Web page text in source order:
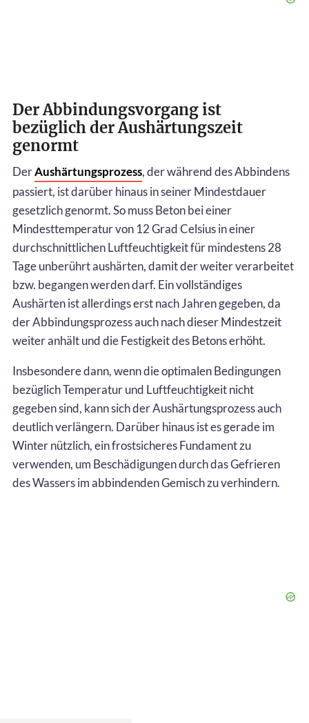
Der Abbindungsvorgang ist
bezüglich der Aushärtungszeit
genormt
DerAushärtungsprozess, der während des Abbindens
passiert, ist darüber hinaus in seiner Mindestdauer
gesetzlich genormt. So muss Beton bei einer
Mindesttemperatur von 12 Grad Celsius in einer
durchschnittlichen Luftfeuchtigkeit für mindestens 28
Tage unberührt aushärten, damit der weiter verarbeitet
bzw. begangen werden darf. Ein vollständiges
Aushärten ist allerdings erst nach Jahren gegeben, da
der Abbindungsprozess auch nach dieser Mindestzeit
weiter anhält und die Festigkeit des Betons erhöht.
Insbesondere dann, wenn die optimalen Bedingungen
bezüglich Temperatur und Luftfeuchtigkeit nicht
gegeben sind, kann sich der Aushärtungsprozess auch
deutlich verlängern. Darüber hinaus ist es gerade im
Winter nützlich, ein frostsicheres Fundament zu
verwenden, um Beschädigungen durch das Gefrieren
des Wassers im abbindenden Gemisch zu verhindern.